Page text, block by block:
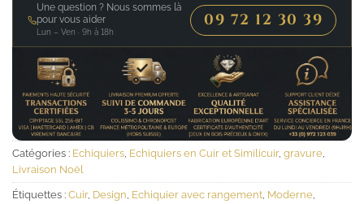
Une question ? Nous sommes là
pour vous aider
Lun – Ven · 9h à 18h
09 72 12 30 39
Catégories : Echiquiers, Echiquiers en Cuir et Similicuir, gravure,
Livraison Noël
Étiquettes : Cuir, Design, Echiquier avec rangement, Moderne,